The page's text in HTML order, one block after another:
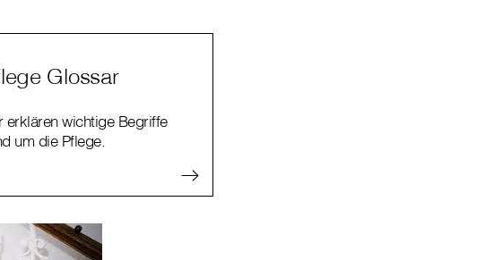
Glossar
erklären wichtige Begriffe
um die Pflege.